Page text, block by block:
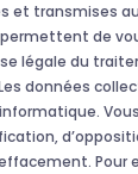
et transmises
permettent de
légale du
données
Pour